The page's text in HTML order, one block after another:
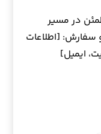
در مسیر
سفارش: [اطلاعات
ایمیل]